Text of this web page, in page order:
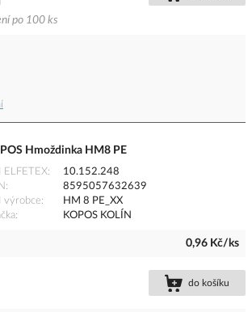
po 100 ks
Hmoždinka HM8 PE
ELFETEX
10.152.248
8595057632639
výrobce
HM 8 PE_XX
KOPOS KOLÍN
0,96 Kč/ks
do košíku